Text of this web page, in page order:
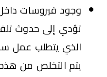
وجود فيروسات
تؤدي إلى حدوث
الذي يتطلب عمل
يتم التخلص من